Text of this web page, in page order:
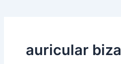
auricular biza